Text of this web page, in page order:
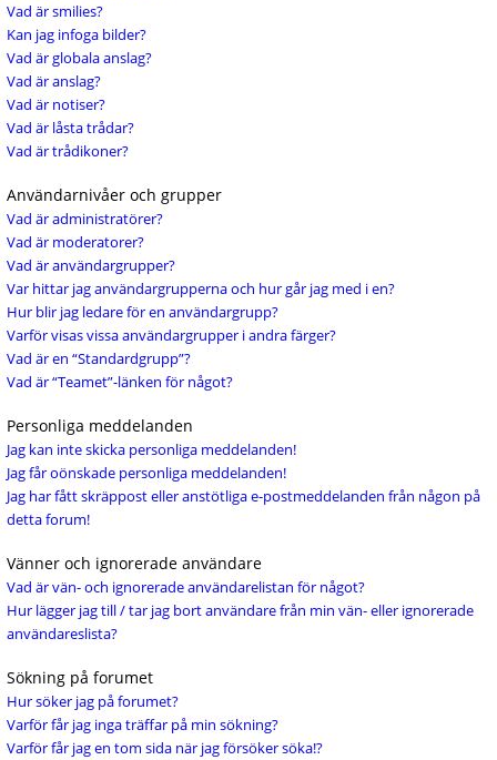
Vad är smilies?
Kan jag infoga bilder?
Vad är globala anslag?
Vad är anslag?
Vad är notiser?
Vad är låsta trådar?
Vad är trådikoner?
Användarnivåer och grupper
Vad är administratörer?
Vad är moderatorer?
Vad är användargrupper?
Var hittar jag användargrupperna och hur går jag med i en?
Hur blir jag ledare för en användargrupp?
Varför visas vissa användargrupper i andra färger?
Vad är en “Standardgrupp”?
Vad är “Teamet”-länken för något?
Personliga meddelanden
Jag kan inte skicka personliga meddelanden!
Jag får oönskade personliga meddelanden!
Jag har fått skräppost eller anstötliga e-postmeddelanden från någon på
detta forum!
Vänner och ignorerade användare
Vad är vän- och ignorerade användarelistan för något?
Hur lägger jag till / tar jag bort användare från min vän- eller ignorerade
användareslista?
Sökning på forumet
Hur söker jag på forumet?
Varför får jag inga träffar på min sökning?
Varför får jag en tom sida när jag försöker söka!?